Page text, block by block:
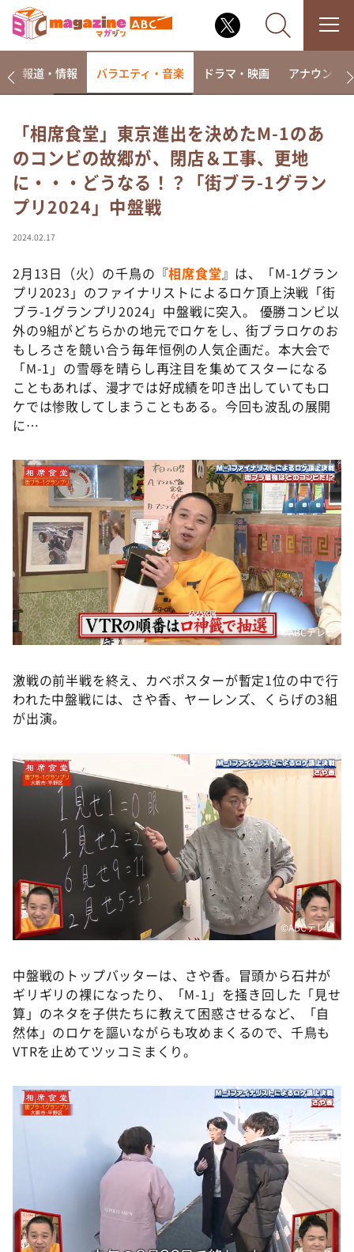
なるみ・岡村の過ぎるTV
相席食堂
これ余談なんですけど・・・
～人生密着トークバラエティ！～ やすとものいたっ
て真剣です
探偵！ナイトスクープ
news おかえり
河合＆A.B.C-Z塚田×福井アナ「なんでやねん！？」
（news おかえり）
DAIGOも台所 ～きょうの献立 何にする？～
本日はダイアンなり！シーズン２
朝だ！生です旅サラダ
ＬＩＦＥ～夢のカタチ～
新婚さんいらっしゃい！
ポツンと一軒家
ザキ山小屋本館
ぺこぱのまるスポ
アナ回覧板
報道・情報 バラエティ・音楽 ドラマ・映画 アナウンサー
「相席食堂」東京進出を決めたM-1のあ
のコンビの故郷が、閉店＆工事、更地
に・・・どうなる！？「街ブラ-1グラン
プリ2024」中盤戦
2024.02.17
2月13日（火）の千鳥の『相席食堂』は、「M-1グラン
プリ2023」のファイナリストによるロケ頂上決戦「街
ブラ-1グランプリ2024」中盤戦に突入。 優勝コンビ以
外の9組がどちらかの地元でロケをし、街ブラロケのお
もしろさを競い合う毎年恒例の人気企画だ。本大会で
「M-1」の雪辱を晴らし再注目を集めてスターになる
こともあれば、漫才では好成績を叩き出していてもロ
ケでは惨敗してしまうこともある。今回も波乱の展開
に…
©️ABCテレビ
激戦の前半戦を終え、カベポスターが暫定1位の中で行
われた中盤戦には、さや香、ヤーレンズ、くらげの3組
が出演。
©️ABCテレビ
中盤戦のトップバッターは、さや香。冒頭から石井が
ギリギリの裸になったり、「M-1」を掻き回した「見せ
算」のネタを子供たちに教えて困惑させるなど、「自
然体」のロケを謳いながらも攻めまくるので、千鳥も
VTRを止めてツッコミまくり。